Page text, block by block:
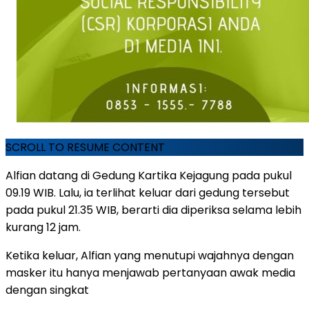
SCROLL TO RESUME CONTENT
Alfian datang di Gedung Kartika Kejagung pada pukul
09.19 WIB. Lalu, ia terlihat keluar dari gedung tersebut
pada pukul 21.35 WIB, berarti dia diperiksa selama lebih
kurang 12 jam.
Ketika keluar, Alfian yang menutupi wajahnya dengan
masker itu hanya menjawab pertanyaan awak media
dengan singkat